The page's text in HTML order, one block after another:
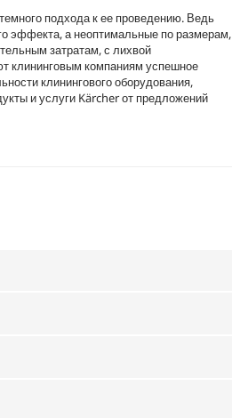
подхода к ее проведению. Ведь
эффекта, а неоптимальные по размерам,
затратам, с лихвой
клининговым компаниям успешное
клинингового оборудования,
и услуги Kärcher от предложений